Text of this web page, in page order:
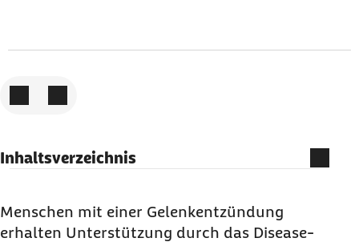
Inhaltsverzeichnis
Rheumatoide Arthritis?
Wie unterstützt das DMP die Behandlung von
Menschen mit einer Gelenkentzündung
erhalten Unterstützung durch das Disease-